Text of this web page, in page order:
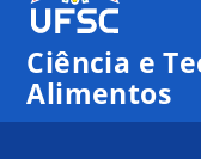
Ciência e
Alimentos